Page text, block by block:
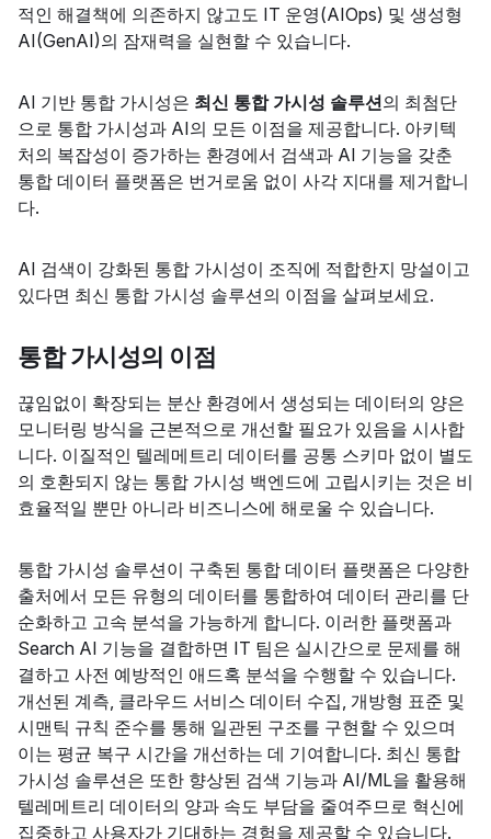
적인 해결책에 의존하지 않고도 IT 운영(AIOps) 및 생성형
AI(GenAI)의 잠재력을 실현할 수 있습니다.
AI 기반 통합 가시성은 최신 통합 가시성 솔루션의 최첨단
으로 통합 가시성과 AI의 모든 이점을 제공합니다. 아키텍
처의 복잡성이 증가하는 환경에서 검색과 AI 기능을 갖춘
통합 데이터 플랫폼은 번거로움 없이 사각 지대를 제거합니
다.
AI 검색이 강화된 통합 가시성이 조직에 적합한지 망설이고
있다면 최신 통합 가시성 솔루션의 이점을 살펴보세요.
통합 가시성의 이점
끊임없이 확장되는 분산 환경에서 생성되는 데이터의 양은
모니터링 방식을 근본적으로 개선할 필요가 있음을 시사합
니다. 이질적인 텔레메트리 데이터를 공통 스키마 없이 별도
의 호환되지 않는 통합 가시성 백엔드에 고립시키는 것은 비
효율적일 뿐만 아니라 비즈니스에 해로울 수 있습니다.
통합 가시성 솔루션이 구축된 통합 데이터 플랫폼은 다양한
출처에서 모든 유형의 데이터를 통합하여 데이터 관리를 단
순화하고 고속 분석을 가능하게 합니다. 이러한 플랫폼과
Search AI 기능을 결합하면 IT 팀은 실시간으로 문제를 해
결하고 사전 예방적인 애드혹 분석을 수행할 수 있습니다.
개선된 계측, 클라우드 서비스 데이터 수집, 개방형 표준 및
시맨틱 규칙 준수를 통해 일관된 구조를 구현할 수 있으며
이는 평균 복구 시간을 개선하는 데 기여합니다. 최신 통합
가시성 솔루션은 또한 향상된 검색 기능과 AI/ML을 활용해
텔레메트리 데이터의 양과 속도 부담을 줄여주므로 혁신에
집중하고 사용자가 기대하는 경험을 제공할 수 있습니다.